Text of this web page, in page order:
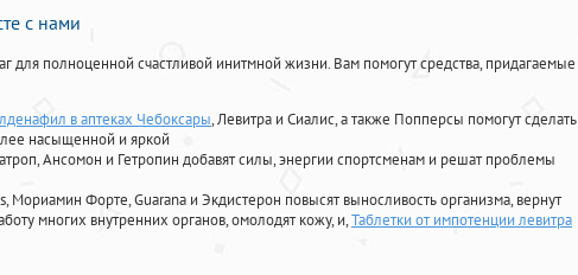
с нами
для полноценной счастливой инитмной жизни. Вам помогут средства, придагаемые
в аптеках Чебоксары, Левитра и Сиалис, а также Попперсы помогут сделать
насыщенной и яркой
Ансомон и Гетропин добавят силы, энергии спортсменам и решат проблемы
Мориамин Форте, Guarana и Экдистерон повысят выносливость организма, вернут
многих внутренних органов, омолодят кожу, и,Таблетки от импотенции левитра